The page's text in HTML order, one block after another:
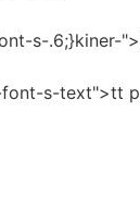
s-.6;}kiner-
s-text">tt